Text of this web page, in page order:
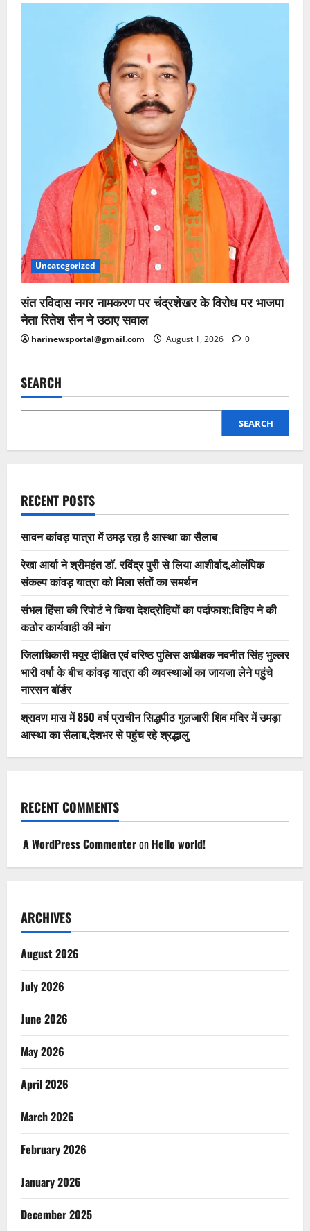
Uncategorized
संत रविदास नगर नामकरण पर चंद्रशेखर के विरोध पर भाजपा
नेता रितेश सैन ने उठाए सवाल
harinewsportal@gmail.com August 1, 2026 0
SEARCH
SEARCH
RECENT POSTS
सावन कांवड़ यात्रा में उमड़ रहा है आस्था का सैलाब
रेखा आर्या ने श्रीमहंत डॉ. रविंद्र पुरी से लिया आशीर्वाद,ओलंपिक
संकल्प कांवड़ यात्रा को मिला संतों का समर्थन
संभल हिंसा की रिपोर्ट ने किया देशद्रोहियों का पर्दाफाश;विहिप ने की
कठोर कार्यवाही की मांग
जिलाधिकारी मयूर दीक्षित एवं वरिष्ठ पुलिस अधीक्षक नवनीत सिंह भुल्लर
भारी वर्षा के बीच कांवड़ यात्रा की व्यवस्थाओं का जायजा लेने पहुंचे
नारसन बॉर्डर
श्रावण मास में 850 वर्ष प्राचीन सिद्धपीठ गुलजारी शिव मंदिर में उमड़ा
आस्था का सैलाब,देशभर से पहुंच रहे श्रद्धालु
RECENT COMMENTS
A WordPress Commenteron Hello world!
ARCHIVES
August 2026
July 2026
June 2026
May 2026
April 2026
March 2026
February 2026
January 2026
December 2025